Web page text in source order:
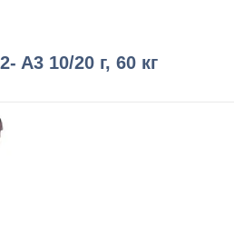
A3 10/20 г, 60 кг